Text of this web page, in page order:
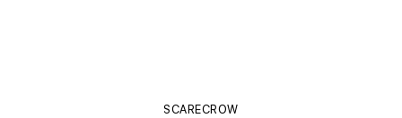
SCARECROW